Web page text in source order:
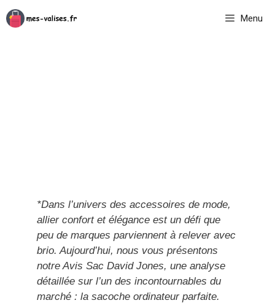
Aller
au
Menu
*Dans l’univers des accessoires de mode,
allier confort et élégance est un défi que
peu de marques parviennent à relever avec
brio. Aujourd’hui, nous vous présentons
notre Avis Sac David Jones, une analyse
détaillée sur l’un des incontournables du
marché : la sacoche ordinateur parfaite.